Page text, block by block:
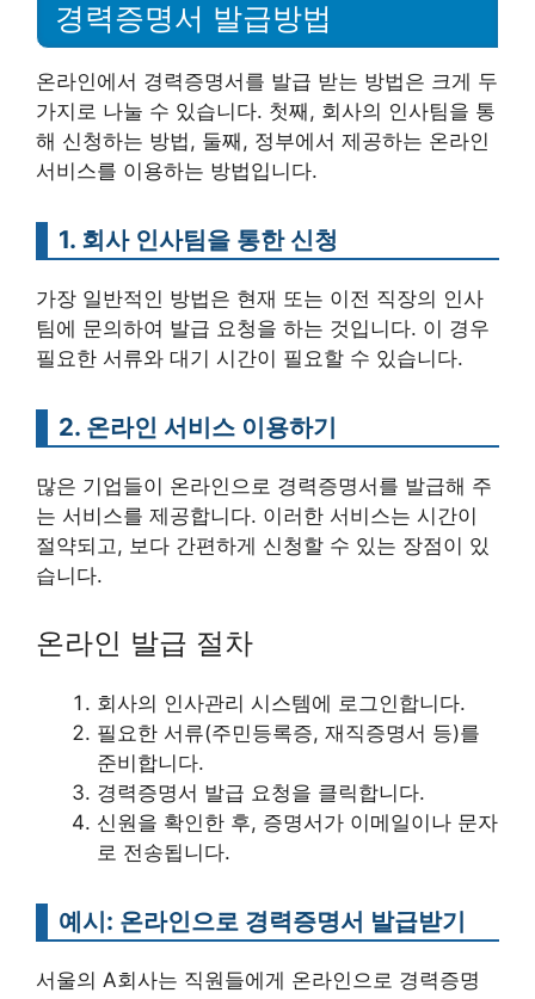
경력증명서 발급방법
온라인에서 경력증명서를 발급 받는 방법은 크게 두
가지로 나눌 수 있습니다. 첫째, 회사의 인사팀을 통
해 신청하는 방법, 둘째, 정부에서 제공하는 온라인
서비스를 이용하는 방법입니다.
1. 회사 인사팀을 통한 신청
가장 일반적인 방법은 현재 또는 이전 직장의 인사
팀에 문의하여 발급 요청을 하는 것입니다. 이 경우
필요한 서류와 대기 시간이 필요할 수 있습니다.
2. 온라인 서비스 이용하기
많은 기업들이 온라인으로 경력증명서를 발급해 주
는 서비스를 제공합니다. 이러한 서비스는 시간이
절약되고, 보다 간편하게 신청할 수 있는 장점이 있
습니다.
온라인 발급 절차
회사의 인사관리 시스템에 로그인합니다.
필요한 서류(주민등록증, 재직증명서 등)를
준비합니다.
경력증명서 발급 요청을 클릭합니다.
신원을 확인한 후, 증명서가 이메일이나 문자
로 전송됩니다.
예시: 온라인으로 경력증명서 발급받기
서울의 A회사는 직원들에게 온라인으로 경력증명